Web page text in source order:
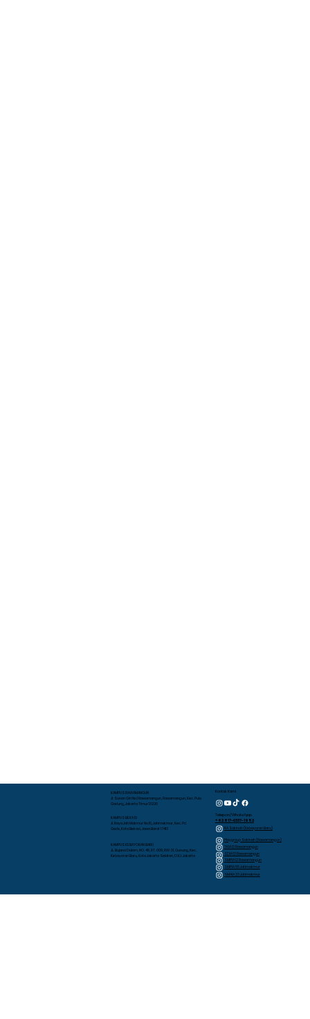
KAMPUS RAWAMANGUN
Jl. Sunan Giri No.1 Rawamangun, Rawamangun, Kec. Pulo
Gadung, Jakarta Timur 13220
KAMPUS BEKASI
Jl. Raya Jati Makmur No.10, Jatimakmur, Kec. Pd.
Gede, Kota Bekasi, Jawa Barat 17413
KAMPUS KEBAYORAN BARU
JL. Bujana Dalam, NO. 48, RT. 009, RW. 01, Gunung, Kec.
Kebayoran Baru, Kota Jakarta Selatan, D.K.I. Jakarta
Kontak Kami
Telepon/WhatsApp
+62 817-0337-1952
RA Sakinah (Kebayoran Baru)
Playgroup Sakinah (Rawamangun)
TKIA 13 Rawamangun
SDIA 13 Rawamangun
SMPIA 12 Rawamangun
SMPIA 55 Jatimakmur
SMAIA 33 Jatimakmur